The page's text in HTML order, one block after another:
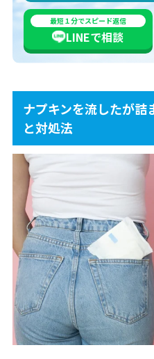
最短１分でスピード返信
LINEで相談
ナプキンを流したが詰
と対処法